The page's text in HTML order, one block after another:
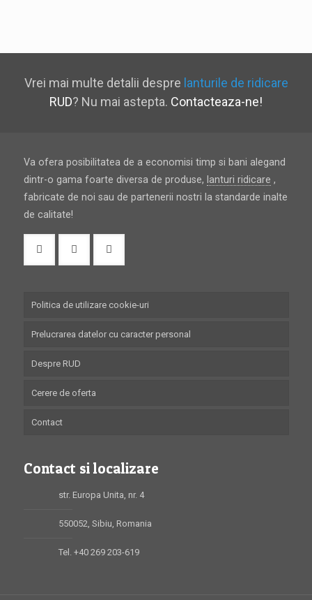
Vrei mai multe detalii despre lanturile de ridicare
RUD? Nu mai astepta. Contacteaza-ne!
Va ofera posibilitatea de a economisi timp si bani alegand
dintr-o gama foarte diversa de produse, lanturi ridicare ,
fabricate de noi sau de partenerii nostri la standarde inalte
de calitate!
Politica de utilizare cookie-uri
Prelucrarea datelor cu caracter personal
Despre RUD
Cerere de oferta
Contact
Contact si localizare
str. Europa Unita, nr. 4
550052, Sibiu, Romania
Tel. +40 269 203-619